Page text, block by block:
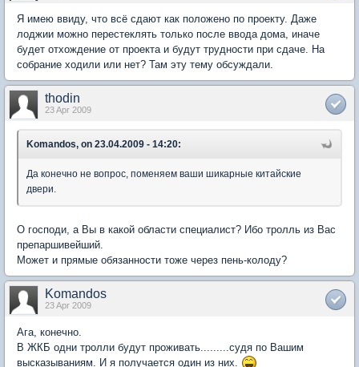
Я имею ввиду, что всё сдают как положено по проекту. Даже
лоджии можно перестеклять только после ввода дома, иначе
будет отхождение от проекта и будут трудности при сдаче. На
собрание ходили или нет? Там эту тему обсуждали.
thodin
23 Apr 2009
Komandos, on 23.04.2009 - 14:20:
Да конечно не вопрос, поменяем ваши шикарные китайские
двери.
О господи, а Вы в какой области специалист? Ибо тролль из Вас
препаршивейший.
Может и прямые обязанности тоже через пень-колоду?
Komandos
23 Apr 2009
Ага, конечно.
В ЖКБ одни тролли будут проживать.........судя по Вашим
высказываниям. И я получается один из них.